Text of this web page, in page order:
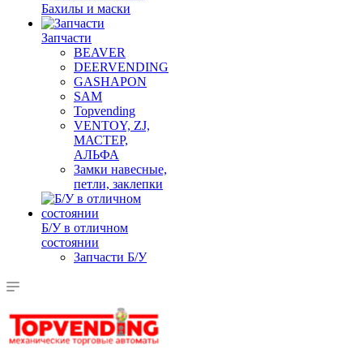
Бахилы и маски
Запчасти
BEAVER
DEERVENDING
GASHAPON
SAM
Topvending
VENTOY, ZJ,
МАСТЕР,
АЛЬФА
Замки навесные,
петли, заклепки
Б/У в отличном
состоянии
Запчасти Б/У